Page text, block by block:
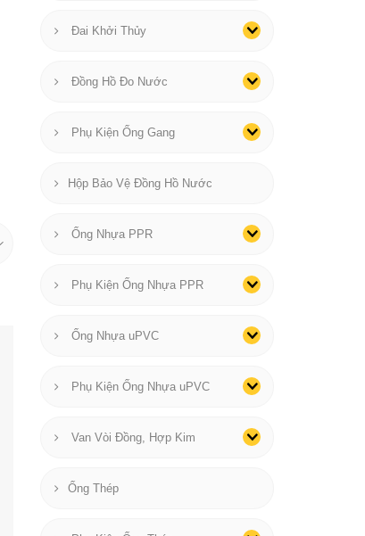
Đai Khởi Thủy
Đồng Hồ Đo Nước
Phụ Kiện Ống Gang
Hộp Bảo Vệ Đồng Hồ Nước
Ống Nhựa PPR
Phụ Kiện Ống Nhựa PPR
Ống Nhựa uPVC
Phụ Kiện Ống Nhựa uPVC
Van Vòi Đồng, Hợp Kim
Ống Thép